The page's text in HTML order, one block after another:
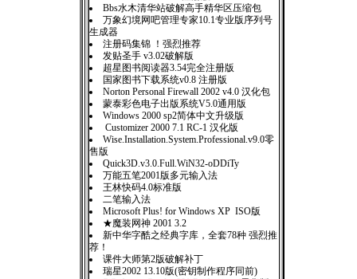
Bbs水木清华站破解高手精华区压缩包
万象幻境网吧管理专家10.1专业版序列号
生成器
注册码集锦 ！强烈推荐
发贴圣手 v3.02破解版
超星图书阅读器3.54完全注册版
国家图书下载系统v0.8 注册版
Norton Personal Firewall 2002 v4.0 汉化包
蒙泰彩色电子出版系统V5.0通用版
Windows 2000 sp2简体中文升级版
Customizer 2000 7.1 RC-1 汉化版
Wise.Installation.System.Professional.v9.0零
售版
Quick3D.v3.0.Full.WiN32-oDDiTy
万能五笔2001版多元输入法
王林快码4.0标准版
二笔输入法
Microsoft Plus! for Windows XP ISO版
★魔装网神 2001 3.2
新中华字酷之经典字库，全套78种 强烈推
荐！
课件大师第2版破解补丁
瑞星2002 13.10版(密钥制作程序同前)